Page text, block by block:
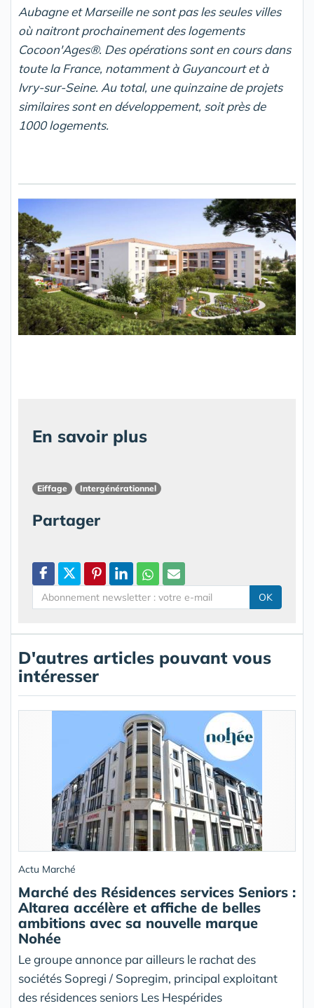
Aubagne et Marseille ne sont pas les seules villes
où naitront prochainement des logements
Cocoon'Ages®. Des opérations sont en cours dans
toute la France, notamment à Guyancourt et à
Ivry-sur-Seine. Au total, une quinzaine de projets
similaires sont en développement, soit près de
1000 logements.
En savoir plus
Eiffage Intergénérationnel
Partager
OK
D'autres articles pouvant vous
intéresser
Actu Marché
Marché des Résidences services Seniors :
Altarea accélère et affiche de belles
ambitions avec sa nouvelle marque
Nohée
Le groupe annonce par ailleurs le rachat des
sociétés Sopregi / Sopregim, principal exploitant
des résidences seniors Les Hespérides